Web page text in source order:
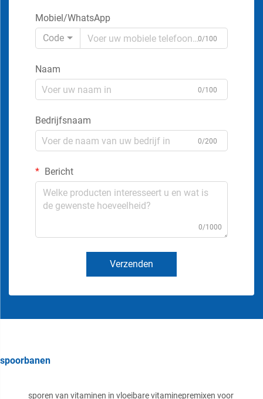
Mobiel/WhatsApp
Code
0/100
Naam
0/100
Bedrijfsnaam
0/200
Bericht
0/1000
Verzenden
spoorbanen
sporen van vitaminen in vloeibare vitaminepremixen voor